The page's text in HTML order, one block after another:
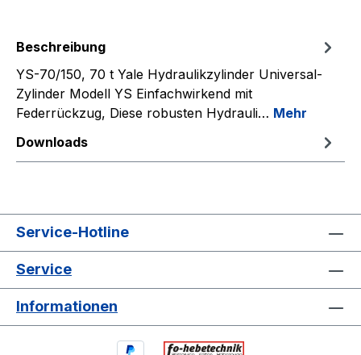
Beschreibung
YS-70/150, 70 t Yale Hydraulikzylinder Universal-
Zylinder Modell YS Einfachwirkend mit
Federrückzug, Diese robusten Hydrauli… Mehr
Downloads
Service-Hotline
Service
Informationen